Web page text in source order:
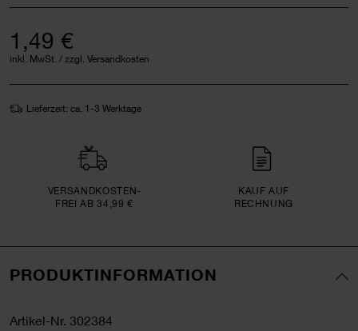
1,49 €
inkl. MwSt. / zzgl. Versandkosten
Lieferzeit: ca. 1-3 Werktage
VERSAND­KOSTEN­
FREI AB 34,99 €
KAUF AUF
RECHNUNG
PRODUKTINFORMATION
Artikel-Nr. 302384